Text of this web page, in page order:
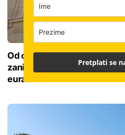
Od obiteljske kuće do
zanimljiva obnova vrijedna
eura
Pretplati se